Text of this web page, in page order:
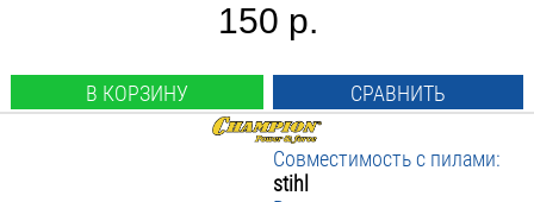
150 р.
В КОРЗИНУ СРАВНИТЬ
Совместимость с пилами:
stihl